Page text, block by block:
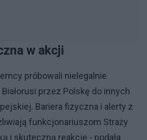
w akcji
próbowali nielegalnie
przez Polskę do innych
Bariera fizyczna i alerty z
funkcjonariuszom Straży
i skuteczną reakcję - podała